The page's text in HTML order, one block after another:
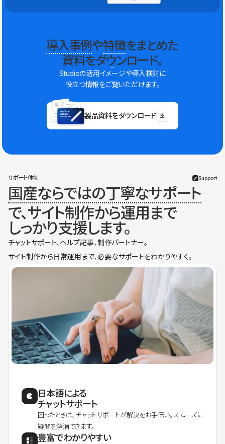
導入事例や特徴をまとめた
資料をダウンロード。
Studioの活用イメージや導入検討に
役立つ情報をご覧いただけます。
製品資料をダウンロード
サポート体制 Support
国産ならではの丁寧なサポート
で、サイト制作から運用まで
しっかり支援します。
チャットサポート、ヘルプ記事、制作パートナー。
サイト制作から日常運用まで、必要なサポートをわかりやすく。
日本語による
チャットサポート
困ったときは、チャットサポートが解決をお手伝い。スムーズに
疑問を解消できます。
豊富でわかりやすい